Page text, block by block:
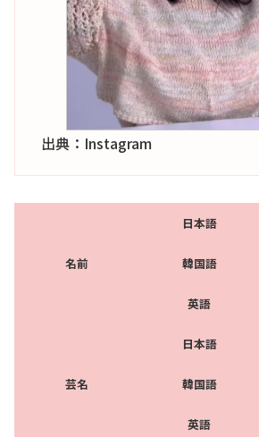
出典：Instagram
名前
日本語
韓国語
英語
芸名
日本語
韓国語
英語